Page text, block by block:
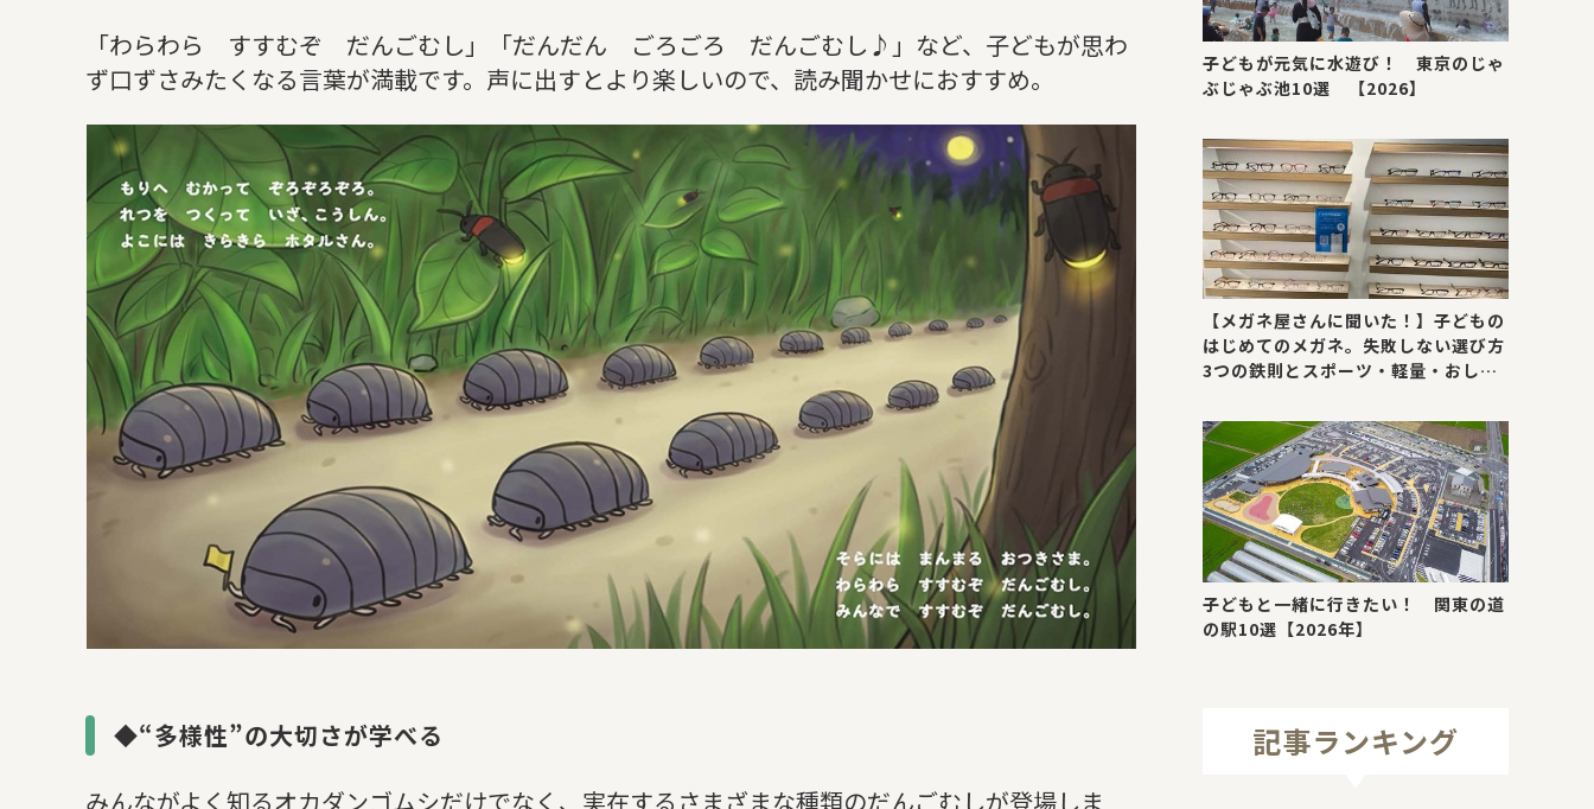
「わらわら すすむぞ だんごむし」「だんだん ごろごろ だんごむし♪」など、子どもが思わ
ず口ずさみたくなる言葉が満載です。声に出すとより楽しいので、読み聞かせにおすすめ。
◆“多様性”の大切さが学べる
みんながよく知るオカダンゴムシだけでなく、実在するさまざまな種類のだんごむしが登場しま
子どもが元気に水遊び！ 東京のじゃ
ぶじゃぶ池10選 【2026】
【メガネ屋さんに聞いた！】子どもの
はじめてのメガネ。失敗しない選び方
3つの鉄則とスポーツ・軽量・おしゃ
子どもと一緒に行きたい！ 関東の道
の駅10選【2026年】
記事ランキング